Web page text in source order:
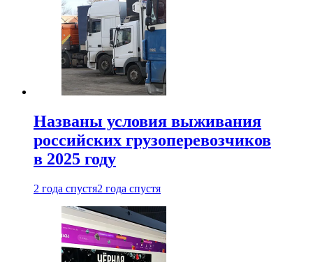
Названы условия выживания
российских грузоперевозчиков
в 2025 году
2 года спустя2 года спустя